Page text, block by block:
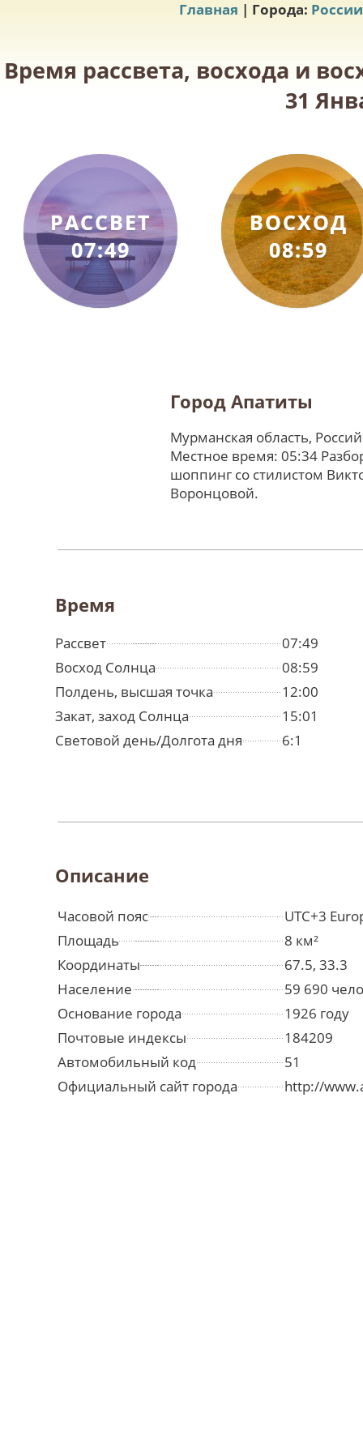
Главная | Города: России
Время рассвета, восхода и
31
РАССВЕТ
07:49
ВОСХОД
08:59
Город Апатиты
Мурманская область,
Местное время: 05:34
шоппинг со стилистом
Воронцовой.
Время
Рассвет
07:49
Восход Солнца
08:59
Полдень, высшая точка
12:00
Закат, заход Солнца
15:01
Световой день/Долгота дня
6:1
Описание
Часовой пояс
UTC+3
Площадь
8 км²
Координаты
67.5, 33.3
Население
59 690
Основание города
1926 году
Почтовые индексы
184209
Автомобильный код
51
Официальный сайт города
http://